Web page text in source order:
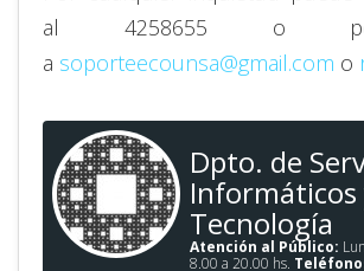
al 4258655 o
a soporteecounsa@gmail.com o
Dpto. de
Informáticos
Tecnología
Atención al Público:
8.00 a 20.00 hs.